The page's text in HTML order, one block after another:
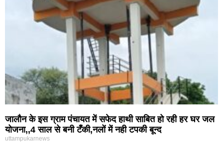
जालौन के इस ग्राम पंचायत में सफेद हाथी साबित हो रही हर घर जल
योजना,,4 साल से बनी टँकी,नलों में नही टपकी बून्द
uttampukarnews